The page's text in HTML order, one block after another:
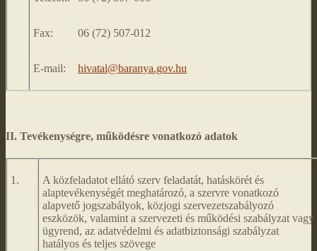
Fax: 06 (72) 507-012
E-mail: hivatal@baranya.gov.hu
II. Tevékenységre, működésre vonatkozó adatok
1.
A közfeladatot ellátó szerv feladatát, hatáskörét és
alaptevékenységét meghatározó, a szervre vonatkozó
alapvető jogszabályok, közjogi szervezetszabályozó
eszközök, valamint a szervezeti és működési szabályzat vagy
ügyrend, az adatvédelmi és adatbiztonsági szabályzat
hatályos és teljes szövege